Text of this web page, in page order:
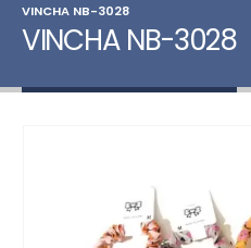
VINCHA NB-3028
VINCHA NB-3028